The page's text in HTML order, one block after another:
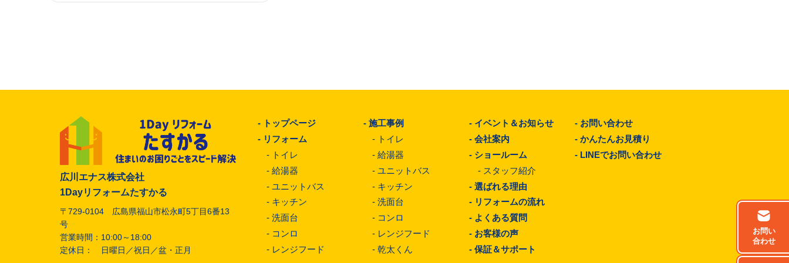
広川エナス株式会社
1Dayリフォームたすかる
〒729-0104 広島県福山市松永町5丁目6番13
号
営業時間：10:00～18:00
定休日： 日曜日／祝日／盆・正月
-
トップページ
- リフォーム
- トイレ
-給湯器
-ユニットバス
- キッチン
-洗面台
- コンロ
- レンジフード
-施工事例
- トイレ
-給湯器
-ユニットバス
- キッチン
-洗面台
- コンロ
- レンジフード
-乾太くん
- イベント＆お知らせ
-会社案内
- ショールーム
- スタッフ紹介
-選ばれる理由
- リフォームの流れ
- よくある質問
- お客様の声
-保証＆サポート
- お問い合わせ
-かんたんお見積り
- LINEでお問い合わせ
お問い
合わせ